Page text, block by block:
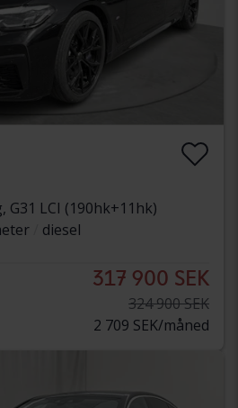
LCI (190hk+11hk)
diesel
317 900 SEK
324 900 SEK
2 709 SEK/måned